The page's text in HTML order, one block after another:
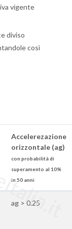
vigente
diviso
così
Accelerezazione
orizzontale (ag)
con probabilità di
superamento al 10%
in 50 anni
ag > 0.25